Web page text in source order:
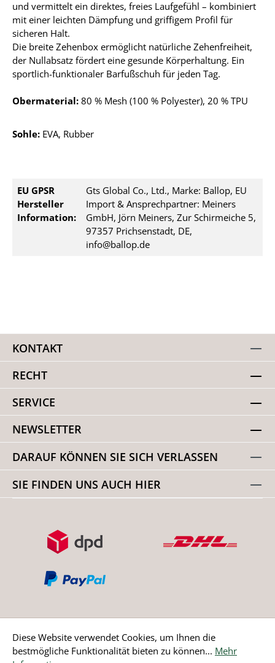
und vermittelt ein direktes, freies Laufgefühl – kombiniert
mit einer leichten Dämpfung und griffigem Profil für
sicheren Halt.
Die breite Zehenbox ermöglicht natürliche Zehenfreiheit,
der Nullabsatz fördert eine gesunde Körperhaltung. Ein
sportlich-funktionaler Barfußschuh für jeden Tag.
Obermaterial: 80 % Mesh (100 % Polyester), 20 % TPU
Sohle: EVA, Rubber
EU GPSR
Hersteller
Information:
Gts Global Co., Ltd., Marke: Ballop, EU
Import & Ansprechpartner: Meiners
GmbH, Jörn Meiners, Zur Schirmeiche 5,
97357 Prichsenstadt, DE,
info@ballop.de
KONTAKT
RECHT
SERVICE
NEWSLETTER
DARAUF KÖNNEN SIE SICH VERLASSEN
SIE FINDEN UNS AUCH HIER
Bestellung widerrufen
Diese Website verwendet Cookies, um Ihnen die
bestmögliche Funktionalität bieten zu können... Mehr